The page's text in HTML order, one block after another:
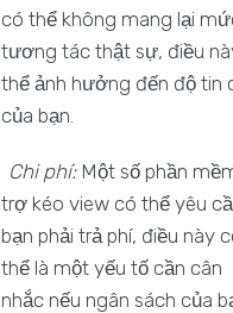
có thể không mang lại
tương tác thật sự, điều
thể ảnh hưởng đến độ tin
của bạn.
Chi phí:Một số phần
trợ kéo view có thể yêu
bạn phải trả phí, điều này
thể là một yếu tố cần cân
nhắc nếu ngân sách của